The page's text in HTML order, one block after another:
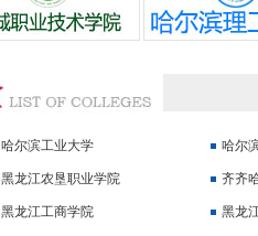
哈尔滨工业大学 哈尔
黑龙江农垦职业学院 齐齐
黑龙江工商学院 黑龙